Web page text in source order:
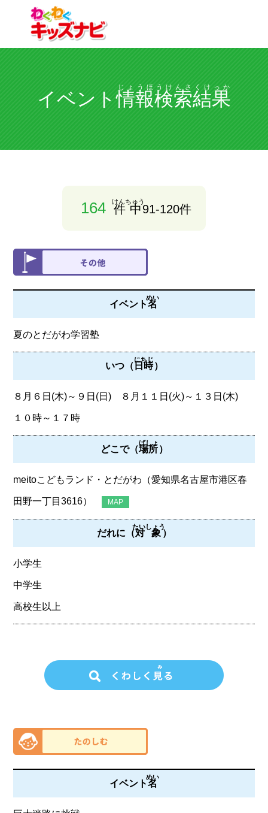
イベント情報検索結果
じょうほうけんさくけっか
164 件中
けんちゅう
91-120件
イベント名
めい
夏のとだがわ学習塾
いつ（日時
にちじ
）
８月６日(木)～９日(日) ８月１１日(火)～１３日(木)
１０時～１７時
どこで（場所
ばしょ
）
meitoこどもランド・とだがわ（愛知県名古屋市港区春
田野一丁目3616） MAP
だれに（対象
たいしょう
）
小学生
中学生
高校生以上
イベント名
めい